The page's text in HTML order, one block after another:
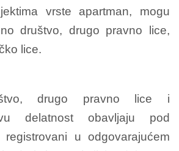
vrste apartman, mogu
društvo, drugo pravno lice,
lice.
drugo pravno lice i
delatnost obavljaju pod
u odgovarajućem